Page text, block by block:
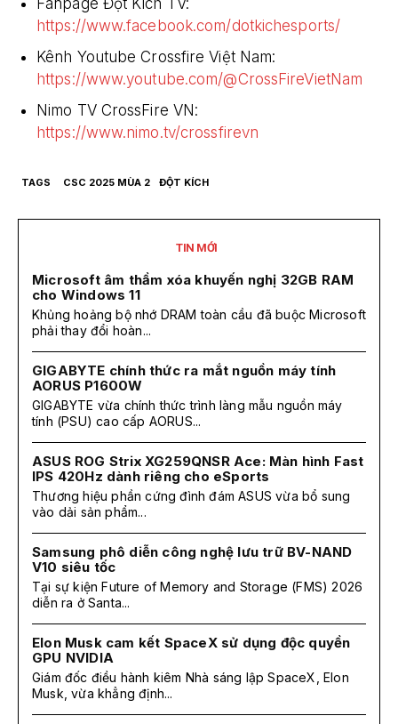
Fanpage Đột Kích TV:
https://www.facebook.com/dotkichesports/
Kênh Youtube Crossfire Việt Nam:
https://www.youtube.com/@CrossFireVietNam
Nimo TV CrossFire VN:
https://www.nimo.tv/crossfirevn
TAGS CSC 2025 MÙA 2 ĐỘT KÍCH
TIN MỚI
Microsoft âm thầm xóa khuyến nghị 32GB RAM
cho Windows 11
Khủng hoảng bộ nhớ DRAM toàn cầu đã buộc Microsoft
phải thay đổi hoàn...
GIGABYTE chính thức ra mắt nguồn máy tính
AORUS P1600W
GIGABYTE vừa chính thức trình làng mẫu nguồn máy
tính (PSU) cao cấp AORUS...
ASUS ROG Strix XG259QNSR Ace: Màn hình Fast
IPS 420Hz dành riêng cho eSports
Thương hiệu phần cứng đình đám ASUS vừa bổ sung
vào dải sản phẩm...
Samsung phô diễn công nghệ lưu trữ BV-NAND
V10 siêu tốc
Tại sự kiện Future of Memory and Storage (FMS) 2026
diễn ra ở Santa...
Elon Musk cam kết SpaceX sử dụng độc quyền
GPU NVIDIA
Giám đốc điều hành kiêm Nhà sáng lập SpaceX, Elon
Musk, vừa khẳng định...